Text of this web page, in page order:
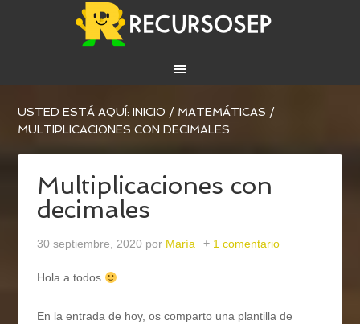
USTED ESTÁ AQUÍ:INICIO / MATEMÁTICAS /
MULTIPLICACIONES CON DECIMALES
Multiplicaciones con
decimales
30 septiembre, 2020 por María 1 comentario
Hola a todos
En la entrada de hoy, os comparto una plantilla de